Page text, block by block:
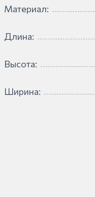
Материал:
Длина:
Высота:
Ширина: